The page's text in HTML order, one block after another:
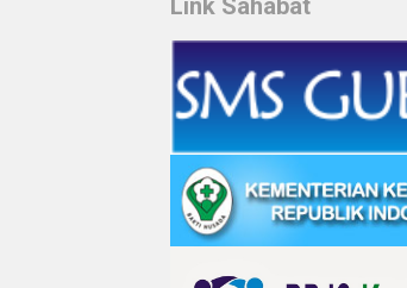
Link Sahabat